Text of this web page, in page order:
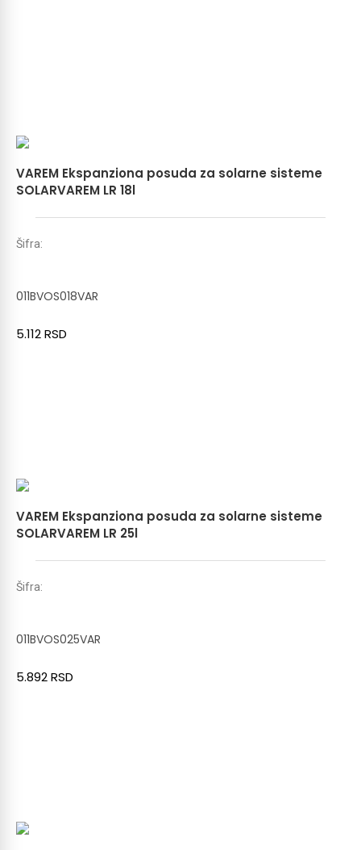
VAREM Ekspanziona posuda za solarne sisteme
SOLARVAREM LR 18l
Šifra:
011BVOS018VAR
5.112RSD
VAREM Ekspanziona posuda za solarne sisteme
SOLARVAREM LR 25l
Šifra:
011BVOS025VAR
5.892RSD